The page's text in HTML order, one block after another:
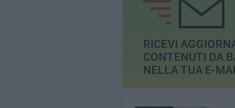
RICEVI
CONTENUTI DA
NELLA TUA E-